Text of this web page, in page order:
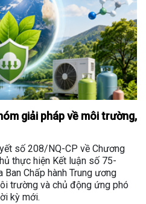
giải pháp về môi trường,
số 208/NQ-CP về Chương
thực hiện Kết luận số 75-
Chấp hành Trung ương
trường và chủ động ứng phó
kỳ mới.